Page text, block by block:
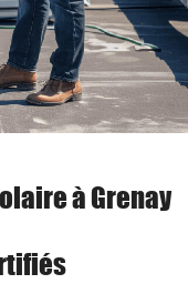
à Grenay